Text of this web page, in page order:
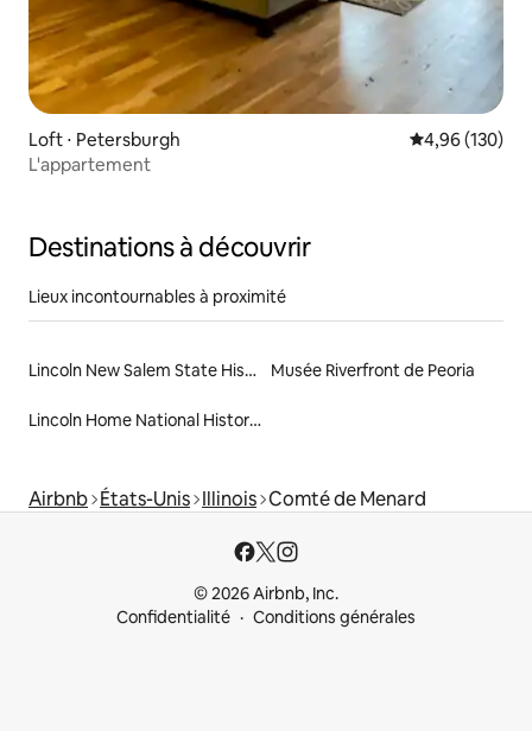
Loft ⋅ Petersburgh Évaluation
4,96 (130)
L'appartement
Destinations à découvrir
Lieux incontournables à proximité
Lincoln New Salem State Historic Site Musée Riverfront de Peoria
Lincoln Home National Historic Site
Airbnb États-Unis Illinois Comté de Menard
© 2026 Airbnb, Inc.
Confidentialité
Conditions générales